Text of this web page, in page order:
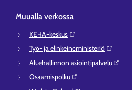
Muualla verkossa
KEHA-keskus⁠
Työ- ja elinkeinoministeriö⁠
Aluehallinnon asiointipalvelu⁠
Osaamispolku⁠